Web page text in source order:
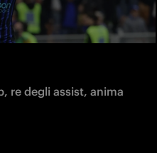
re degli assist, anima